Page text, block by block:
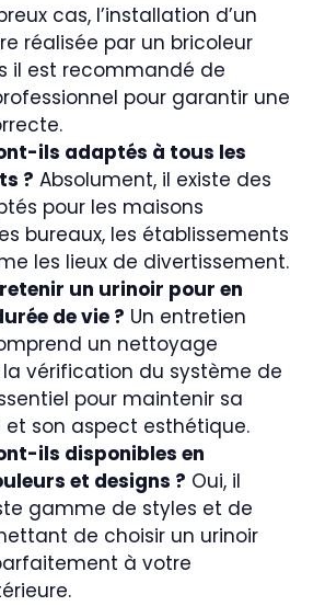
cas, l’installation d’un
réalisée par un bricoleur
il est recommandé de
pour garantir une
ils adaptés à tous les
? Absolument, il existe des
pour les maisons
bureaux, les établissements
les lieux de divertissement.
un urinoir pour en
de vie ? Un entretien
un nettoyage
vérification du système de
pour maintenir sa
son aspect esthétique.
ils disponibles en
et designs ? Oui, il
gamme de styles et de
de choisir un urinoir
à votre